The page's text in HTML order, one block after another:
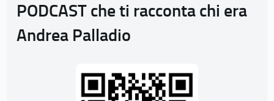
PODCAST che ti racconta chi era
Andrea Palladio